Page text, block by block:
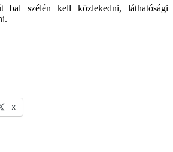
szélén kell közlekedni, láthatósági
X